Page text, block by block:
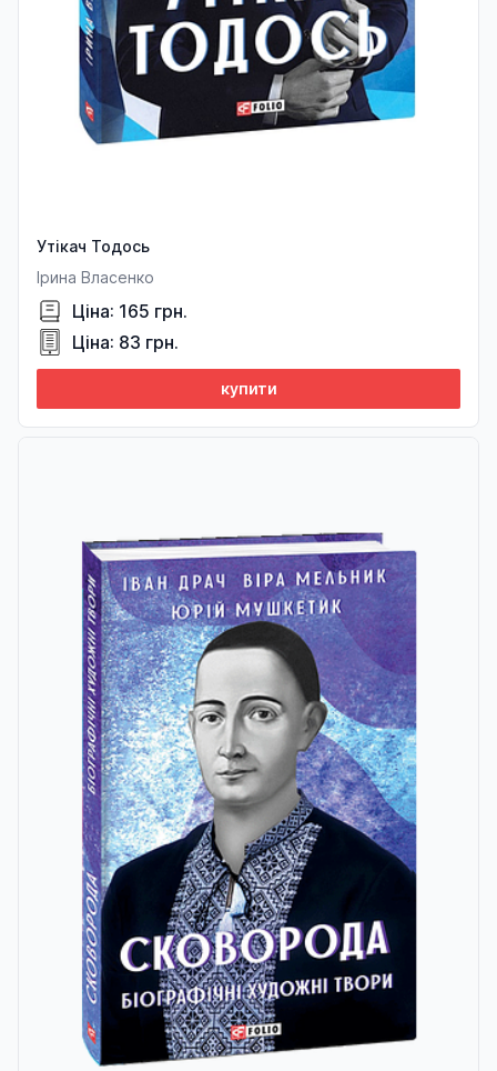
Утікач Тодось
Ірина Власенко
Ціна: 165 грн.
Ціна: 83 грн.
купити